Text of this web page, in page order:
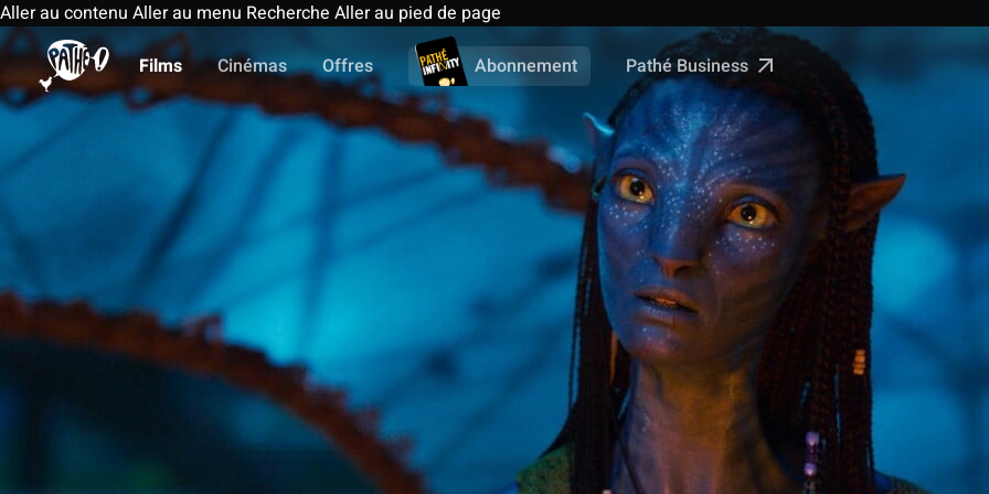
Aller au contenu Aller au menu Recherche Aller au pied de page
Films
Cinémas Offres Abonnement Pathé Business